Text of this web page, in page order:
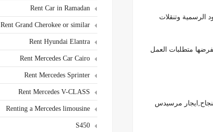
الرسمية وتنقلات
تفرضها متطلبات العمل
مرسيدس
Rent Car in Ramadan
Rent Grand Cherokee or similar
Rent Hyundai Elantra
Rent Mercedes Car Cairo
Rent Mercedes Sprinter
Rent Mercedes V-CLASS
Renting a Mercedes limousine
S450